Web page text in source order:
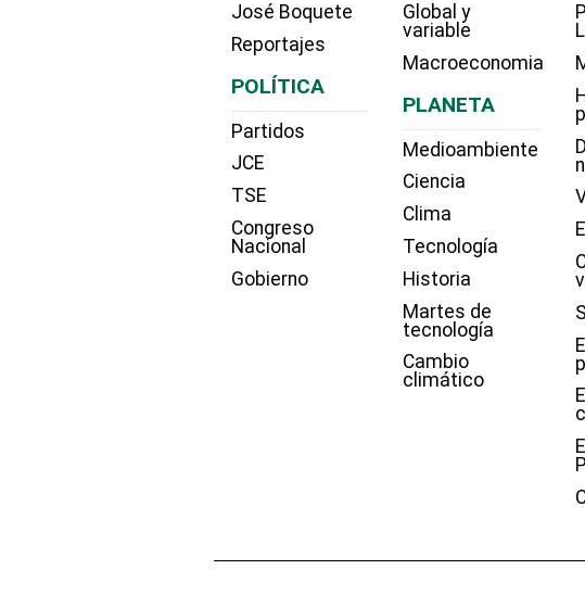
José Boquete
Reportajes
POLÍTICA
Partidos
JCE
TSE
Congreso
Nacional
Gobierno
Global y
variable
Macroeconomia
PLANETA
Medioambiente
Ciencia
Clima
Tecnología
Historia
Martes de
tecnología
Cambio
climático